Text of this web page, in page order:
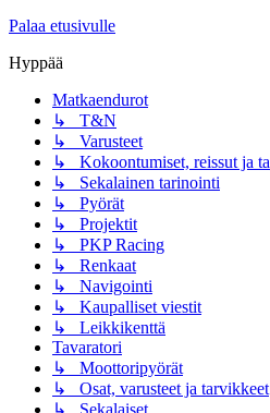
Palaa etusivulle
Hyppää
Matkaendurot
↳ T&N
↳ Varusteet
↳ Kokoontumiset, reissut ja
↳ Sekalainen tarinointi
↳ Pyörät
↳ Projektit
↳ PKP Racing
↳ Renkaat
↳ Navigointi
↳ Kaupalliset viestit
↳ Leikkikenttä
Tavaratori
↳ Moottoripyörät
↳ Osat, varusteet ja tarvikkeet